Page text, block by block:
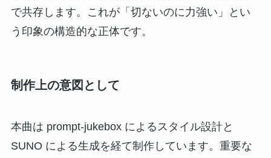
で共存します。これが「切ないのに力強い」とい
う印象の構造的な正体です。
制作上の意図として
本曲は prompt-jukebox によるスタイル設計と
SUNO による生成を経て制作しています。重要な